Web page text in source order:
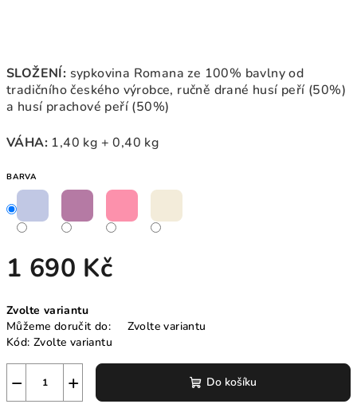
SLOŽENÍ: sypkovina Romana ze 100% bavlny od
tradičního českého výrobce, ručně drané husí peří (50%)
a husí prachové peří (50%)
VÁHA: 1,40 kg + 0,40 kg
BARVA
1 690 Kč
cena:
Zvolte variantu
Můžeme doručit do:
Zvolte variantu
Kód: Zvolte variantu
+
− Do košíku